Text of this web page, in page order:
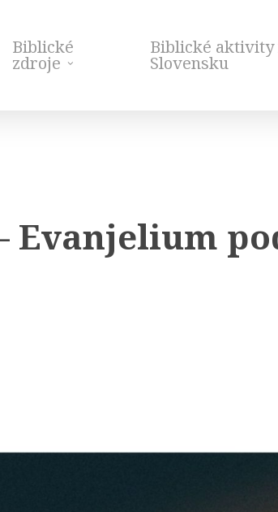
Biblické
zdroje
Biblické aktivity
Slovensku
Evanjelium